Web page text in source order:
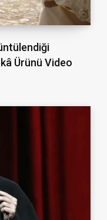
Ürünü Video